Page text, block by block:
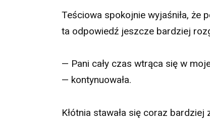
Teściowa spokojnie wyjaśniła, że
ta odpowiedź jeszcze bardziej
— Pani cały czas wtrąca się w
— kontynuowała.
Kłótnia stawała się coraz